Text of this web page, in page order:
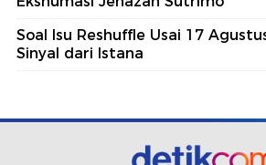
Soal Isu Reshuffle Usai 17
Sinyal dari Istana